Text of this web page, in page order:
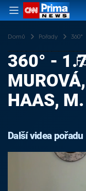
Domů Pořady 360°
360° -
HAAS, M.
Další videa pořadu